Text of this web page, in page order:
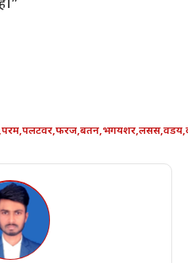
परम,पलटवर,फरज,बतन,भगयशर,लसस,वडय,